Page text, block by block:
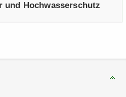
und Hoch­was­ser­schutz